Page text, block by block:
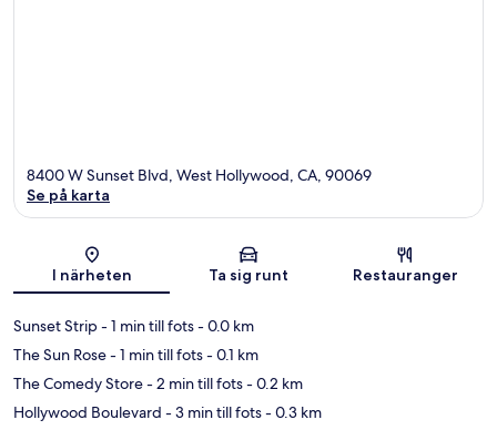
Karta
8400 W Sunset Blvd, West Hollywood, CA, 90069
Se på karta
I närheten Ta sig runt Restauranger
Sunset Strip- 1 min till fots- 0.0 km
The Sun Rose- 1 min till fots- 0.1 km
The Comedy Store- 2 min till fots- 0.2 km
Hollywood Boulevard - 3 min till fots- 0.3 km